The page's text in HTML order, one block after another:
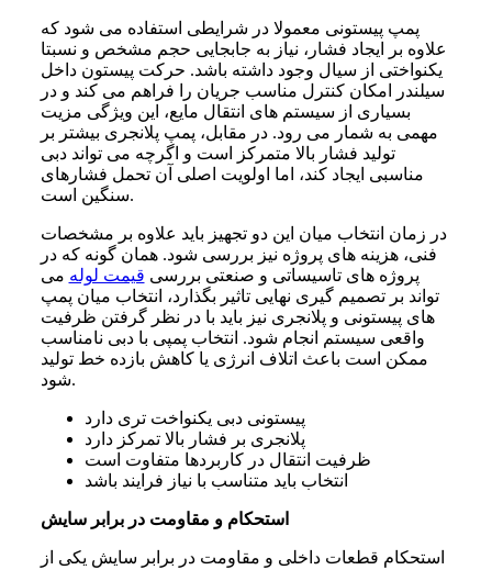
پمپ پیستونی معمولا در شرایطی استفاده می شود که
علاوه بر ایجاد فشار، نیاز به جابجایی حجم مشخص و نسبتا
یکنواختی از سیال وجود داشته باشد. حرکت پیستون داخل
سیلندر امکان کنترل مناسب جریان را فراهم می کند و در
بسیاری از سیستم های انتقال مایع، این ویژگی مزیت
مهمی به شمار می رود. در مقابل، پمپ پلانجری بیشتر بر
تولید فشار بالا متمرکز است و اگرچه می تواند دبی
مناسبی ایجاد کند، اما اولویت اصلی آن تحمل فشارهای
سنگین است.
در زمان انتخاب میان این دو تجهیز باید علاوه بر مشخصات
فنی، هزینه های پروژه نیز بررسی شود. همان گونه که در
پروژه های تاسیساتی و صنعتی بررسی قیمت لوله می
تواند بر تصمیم گیری نهایی تاثیر بگذارد، انتخاب میان پمپ
های پیستونی و پلانجری نیز باید با در نظر گرفتن ظرفیت
واقعی سیستم انجام شود. انتخاب پمپی با دبی نامناسب
ممکن است باعث اتلاف انرژی یا کاهش بازده خط تولید
شود.
پیستونی دبی یکنواخت تری دارد
پلانجری بر فشار بالا تمرکز دارد
ظرفیت انتقال در کاربردها متفاوت است
انتخاب باید متناسب با نیاز فرایند باشد
استحکام و مقاومت در برابر سایش
استحکام قطعات داخلی و مقاومت در برابر سایش یکی از